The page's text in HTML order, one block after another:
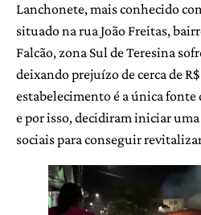
Lanchonete, mais conhecido
situado na rua João Freitas,
Falcão, zona Sul de Teresina
deixando prejuízo de cerca de
estabelecimento é a única fonte
e por isso, decidiram iniciar
sociais para conseguir